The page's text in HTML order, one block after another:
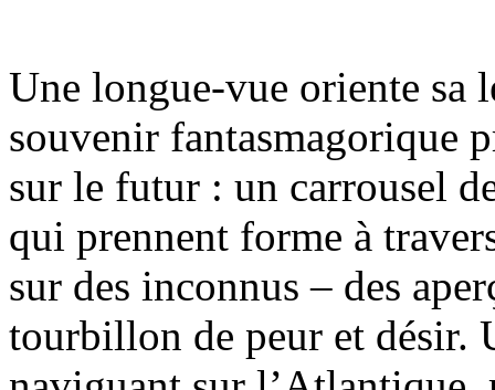
Une longue-vue oriente
souvenir fantasmagorique
sur le futur : un carrousel
qui prennent forme à
sur des inconnus – des
tourbillon de peur et désir.